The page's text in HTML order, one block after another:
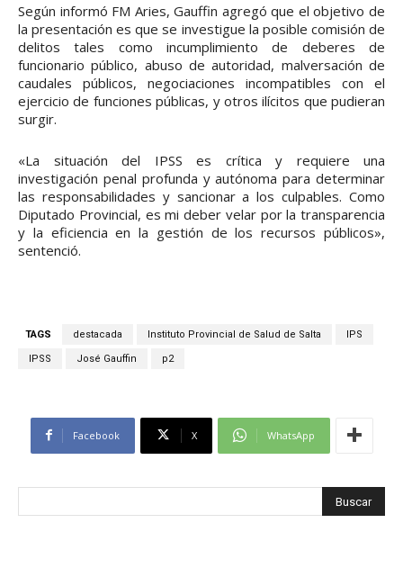
Según informó FM Aries, Gauffin agregó que el objetivo de
la presentación es que se investigue la posible comisión de
delitos tales como incumplimiento de deberes de
funcionario público, abuso de autoridad, malversación de
caudales públicos, negociaciones incompatibles con el
ejercicio de funciones públicas, y otros ilícitos que pudieran
surgir.
«La situación del IPSS es crítica y requiere una
investigación penal profunda y autónoma para determinar
las responsabilidades y sancionar a los culpables. Como
Diputado Provincial, es mi deber velar por la transparencia
y la eficiencia en la gestión de los recursos públicos»,
sentenció.
TAGS destacada Instituto Provincial de Salud de Salta IPS
IPSS José Gauffin p2
Facebook X WhatsApp